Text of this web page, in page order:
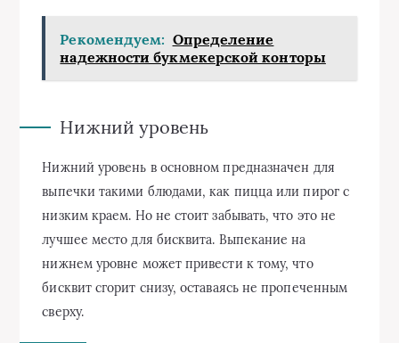
Рекомендуем: Определение
надежности букмекерской конторы
Нижний уровень
Нижний уровень в основном предназначен для
выпечки такими блюдами, как пицца или пирог с
низким краем. Но не стоит забывать, что это не
лучшее место для бисквита. Выпекание на
нижнем уровне может привести к тому, что
бисквит сгорит снизу, оставаясь не пропеченным
сверху.